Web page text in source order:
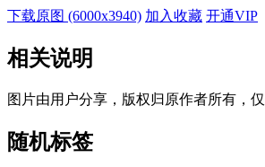
下载原图 (6000x3940) 加入收藏 开通VIP
相关说明
图片由用户分享，版权归原作者所有，
随机标签